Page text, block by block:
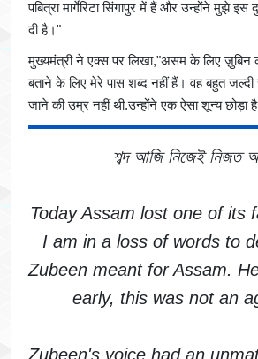
पबित्रा मार्गेरिटा सिंगापुर में हैं और उन्होंने मुझे
दी है।"
मुख्यमंत्री ने एक्स पर लिखा,"असम के लिए ज़ुबिन
बताने के लिए मेरे पास शब्द नहीं हैं। वह बहुत
जाने की उम्र नहीं थी.उन्होंने एक ऐसा शून्य छोड़ा
শব্দ আজি নিজেই নিজত
Today Assam lost one of its
I am in a loss of words to
Zubeen meant for Assam.
early, this was not an
Zubeen's voice had an